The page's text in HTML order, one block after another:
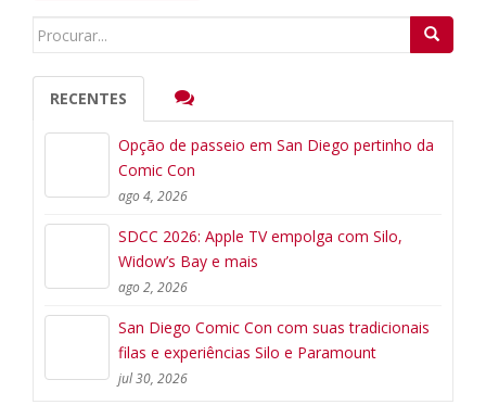
Search
RECENTES
Opção de passeio em San Diego pertinho da
Comic Con
ago 4, 2026
SDCC 2026: Apple TV empolga com Silo,
Widow’s Bay e mais
ago 2, 2026
San Diego Comic Con com suas tradicionais
filas e experiências Silo e Paramount
jul 30, 2026